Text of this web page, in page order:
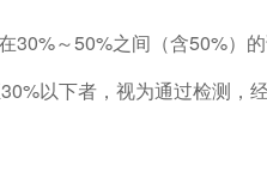
30%～50%之间（含50%）
以下者，视为通过检测，